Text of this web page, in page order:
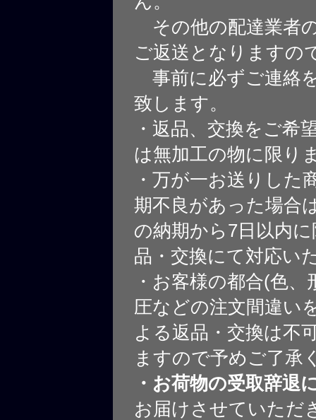
その他の配達業者
ご返送となりますの
事前に必ずご連絡
致します。
・返品、交換をご希
は無加工の物に限り
・万が一お送りした
期不良があった場合
の納期から7日以内
品・交換にて対応い
・お客様の都合(色、
圧などの注文間違い
よる返品・交換は不
ますので予めご了承
・お荷物の受取辞退
お届けさせていただ